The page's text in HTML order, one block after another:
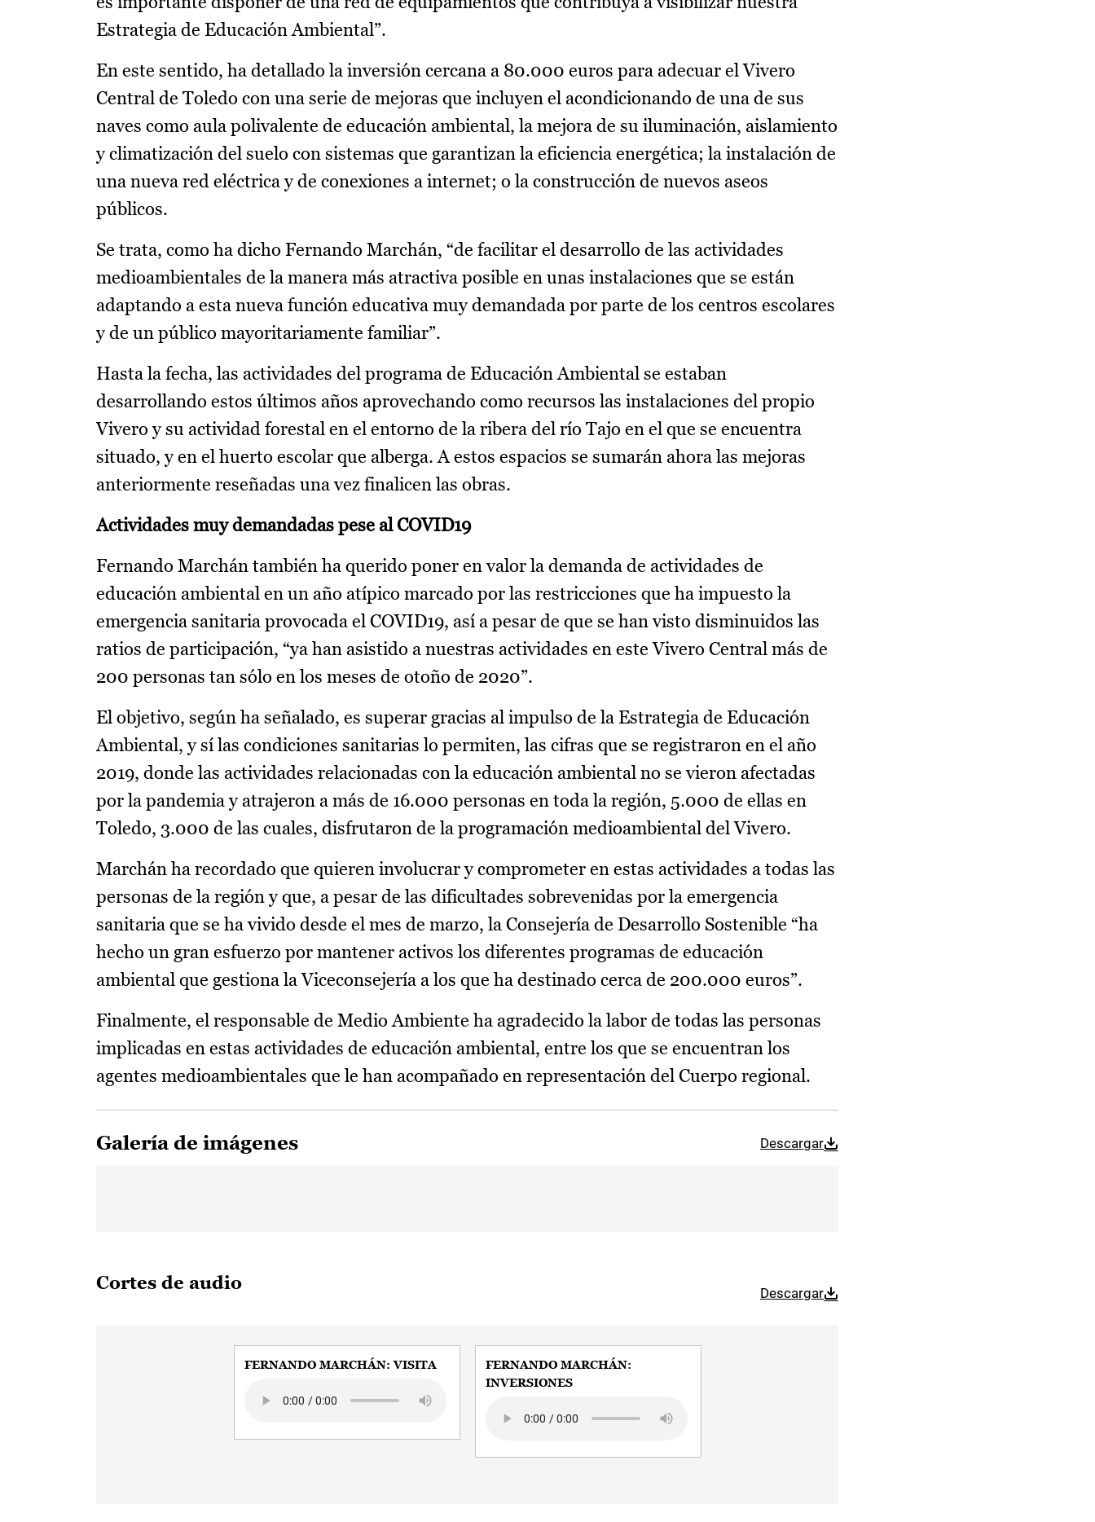
Estrategia de Educación Ambiental”.
En este sentido, ha detallado la inversión cercana a 80.000 euros para adecuar el Vivero
Central de Toledo con una serie de mejoras que incluyen el acondicionando de una de sus
naves como aula polivalente de educación ambiental, la mejora de su iluminación, aislamiento
y climatización del suelo con sistemas que garantizan la eficiencia energética; la instalación de
una nueva red eléctrica y de conexiones a internet; o la construcción de nuevos aseos
públicos.
Se trata, como ha dicho Fernando Marchán, “de facilitar el desarrollo de las actividades
medioambientales de la manera más atractiva posible en unas instalaciones que se están
adaptando a esta nueva función educativa muy demandada por parte de los centros escolares
y de un público mayoritariamente familiar”.
Hasta la fecha, las actividades del programa de Educación Ambiental se estaban
desarrollando estos últimos años aprovechando como recursos las instalaciones del propio
Vivero y su actividad forestal en el entorno de la ribera del río Tajo en el que se encuentra
situado, y en el huerto escolar que alberga. A estos espacios se sumarán ahora las mejoras
anteriormente reseñadas una vez finalicen las obras.
Actividades muy demandadas pese al COVID19
Fernando Marchán también ha querido poner en valor la demanda de actividades de
educación ambiental en un año atípico marcado por las restricciones que ha impuesto la
emergencia sanitaria provocada el COVID19, así a pesar de que se han visto disminuidos las
ratios de participación, “ya han asistido a nuestras actividades en este Vivero Central más de
200 personas tan sólo en los meses de otoño de 2020”.
El objetivo, según ha señalado, es superar gracias al impulso de la Estrategia de Educación
Ambiental, y sí las condiciones sanitarias lo permiten, las cifras que se registraron en el año
2019, donde las actividades relacionadas con la educación ambiental no se vieron afectadas
por la pandemia y atrajeron a más de 16.000 personas en toda la región, 5.000 de ellas en
Toledo, 3.000 de las cuales, disfrutaron de la programación medioambiental del Vivero.
Marchán ha recordado que quieren involucrar y comprometer en estas actividades a todas las
personas de la región y que, a pesar de las dificultades sobrevenidas por la emergencia
sanitaria que se ha vivido desde el mes de marzo, la Consejería de Desarrollo Sostenible “ha
hecho un gran esfuerzo por mantener activos los diferentes programas de educación
ambiental que gestiona la Viceconsejería a los que ha destinado cerca de 200.000 euros”.
Finalmente, el responsable de Medio Ambiente ha agradecido la labor de todas las personas
implicadas en estas actividades de educación ambiental, entre los que se encuentran los
agentes medioambientales que le han acompañado en representación del Cuerpo regional.
Galería de imágenes Descargar
Cortes de audio Descargar
FERNANDO MARCHÁN: VISITA
FERNANDO MARCHÁN:
INVERSIONES